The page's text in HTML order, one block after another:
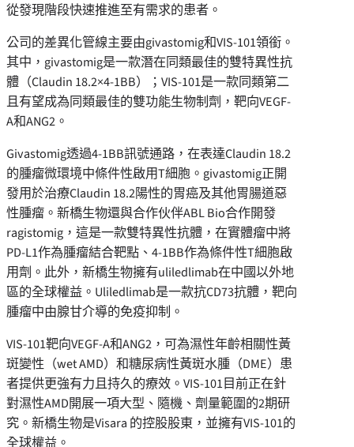
從發現階段快速推進至有需求的患者。
公司的差異化管線主要由givastomig和VIS-101領銜。
其中，givastomig是一款潛在同類最佳的雙特異性抗
體（Claudin 18.2×4-1BB）；VIS-101是一款同類第二
且有望成為同類最佳的雙功能生物制劑，靶向VEGF-
A和ANG2。
Givastomig透過4-1BB訊號通路，在表達Claudin 18.2
的腫瘤微環境中條件性啟用T細胞。givastomig正開
發用於治療Claudin 18.2陽性的胃癌及其他胃腸道惡
性腫瘤。新橋生物還與合作伙伴ABL Bio合作開發
ragistomig，這是一款雙特異性抗體，在實體瘤中將
PD-L1作為腫瘤結合靶點、4-1BB作為條件性T細胞啟
用劑。此外，新橋生物擁有uliledlimab在中國以外地
區的全球權益。Uliledlimab是一款抗CD73抗體，靶向
腫瘤中由腺甘介導的免疫抑制。
VIS-101靶向VEGF-A和ANG2，可為濕性年齡相關性黃
斑變性（wet AMD）和糖尿病性黃斑水腫（DME）患
者提供更強有力且持久的療效。VIS-101目前正在針
對濕性AMD開展一項大型、隨機、劑量範圍的2期研
究。新橋生物是Visara 的控股股東，並擁有VIS-101的
全球權益。